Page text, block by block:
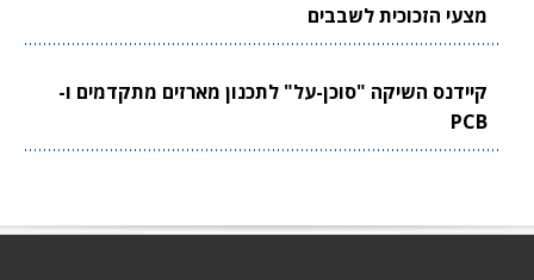
מצעי הזכוכית לשבבים
קיידנס השיקה "סוכן-על" לתכנון מארזים מתקדמים ו-
PCB